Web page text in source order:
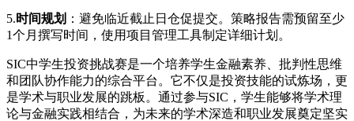
5. ​时间规划​ ​：避免临近截止日仓促提交。策略报告需预留至少
1个月撰写时间，使用项目管理工具制定详细计划。
SIC中学生投资挑战赛是一个培养学生金融素养、批判性思维
和团队协作能力的综合平台。它不仅是投资技能的试炼场，更
是学术与职业发展的跳板。通过参与SIC，学生能够将学术理
论与金融实践相结合，为未来的学术深造和职业发展奠定坚实